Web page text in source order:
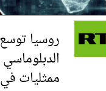
روسيا
ممثليات في 4 دول جديدة